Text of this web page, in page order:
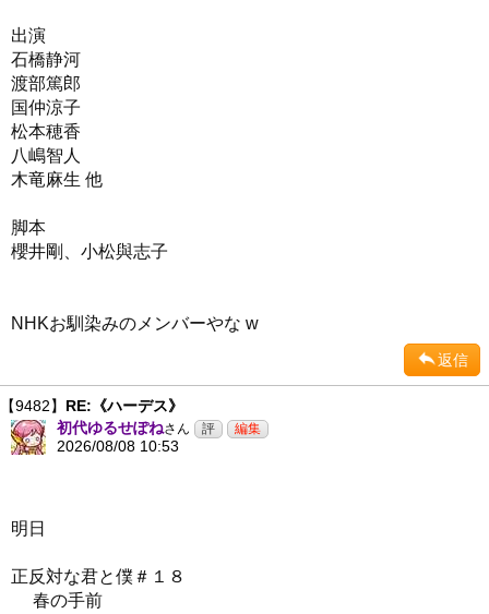
出演
石橋静河
渡部篤郎
国仲涼子
松本穂香
八嶋智人
木竜麻生 他
脚本
櫻井剛、小松與志子
NHKお馴染みのメンバーやな w
返信
【9482】 RE:《ハーデス》
初代ゆるせぽねさん
2026/08/08 10:53
明日
正反対な君と僕＃１８
春の手前